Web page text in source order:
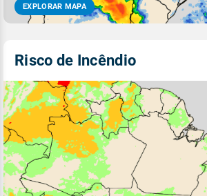
EXPLORAR MAPA
Risco de Incêndio